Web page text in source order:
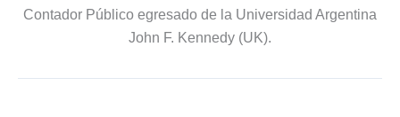
Contador Público egresado de la Universidad Argentina
John F. Kennedy (UK).